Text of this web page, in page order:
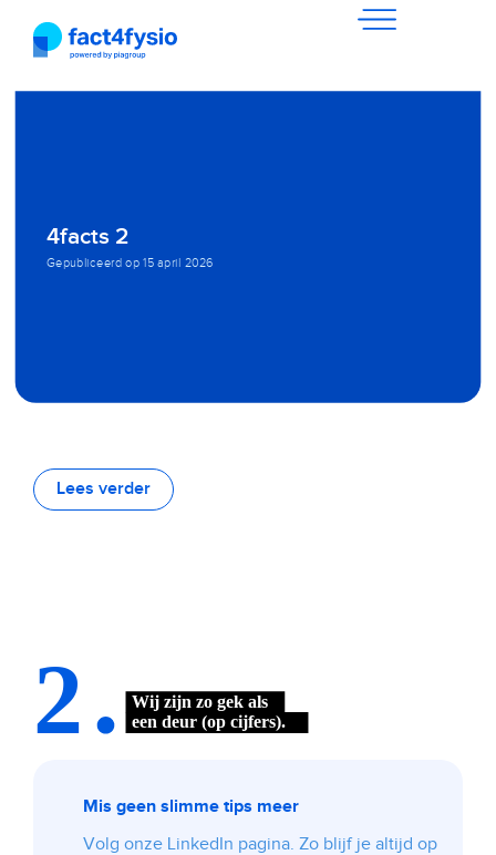
4facts 2
Gepubliceerd op 15 april 2026
Lees verder
Mis geen slimme tips meer
Volg onze LinkedIn pagina. Zo blijf je altijd op